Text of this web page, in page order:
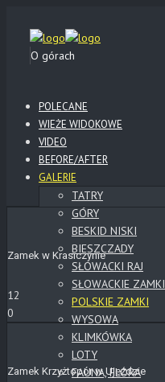
O górach
POLECANE
WIEŻE WIDOKOWE
VIDEO
BEFORE/AFTER
GALERIE
TATRY
GÓRY
BESKID NISKI
BIESZCZADY
SŁOWACKI RAJ
SŁOWACKIE ZAMKI
POLSKIE ZAMKI
WYSOWA
KLIMKÓWKA
LOTY
FAUNA, FLORA
Zamek w Krasiczynie
12
0
Zamek Krzyżtopór w Ujeździe